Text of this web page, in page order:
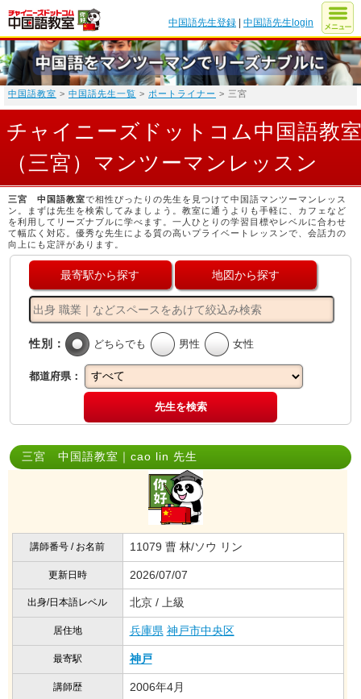
中国語先生登録 |中国語先生login
中国語教室 > 中国語先生一覧 > ポートライナー > 三宮
チャイニーズドットコム中国語教
（三宮）マンツーマンレッスン
三宮 中国語教室で相性ぴったりの先生を見つけて中国語マンツーマンレッス
ン。まずは先生を検索してみましょう。教室に通うよりも手軽に、カフェなど
を利用してリーズナブルに学べます。一人ひとりの学習目標やレベルに合わせ
て幅広く対応。優秀な先生による質の高いプライベートレッスンで、会話力の
向上にも定評があります。
最寄駅から探す 地図から探す
性別： どちらでも 男性 女性
都道府県：
先生を検索
三宮 中国語教室｜cao lin 先生
講師番号 / お名前 11079 曹 林/ソウ リン
更新日時 2026/07/07
出身/日本語レベル 北京 / 上級
居住地 兵庫県 神戸市中央区
最寄駅 神戸
講師歴 2006年4月